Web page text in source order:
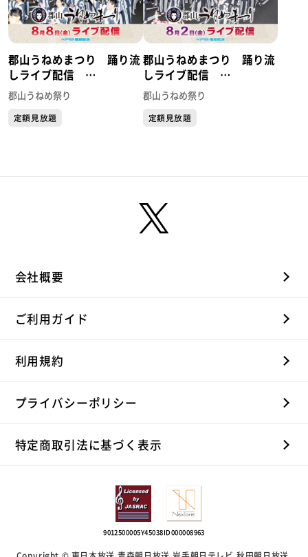
郡山うねめまつり 踊り流
しライブ配信
【2025】 8月8日(金)
郡山うねめ祭り
定額見放題
郡山うねめまつり 踊り流
しライブ配信
【2024】 8月2日（金）
郡山うねめ祭り
定額見放題
会社概要
ご利用ガイド
利用規約
プライバシーポリシー
特定商取引法に基づく表示
9012500005Y45038 ID000008963